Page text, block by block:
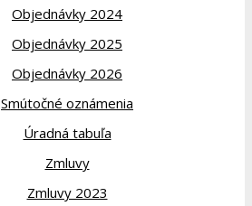
Objednávky 2024
Objednávky 2025
Objednávky 2026
Smútočné oznámenia
Úradná tabuľa
Zmluvy
Zmluvy 2023